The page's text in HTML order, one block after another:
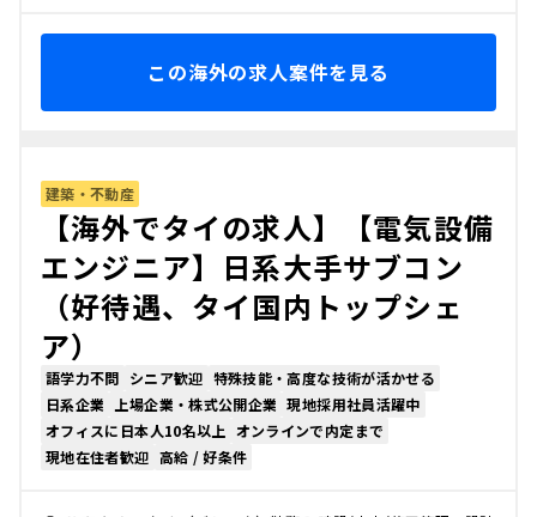
この海外の求人案件を見る
建築・不動産
【海外でタイの求人】【電気設備
エンジニア】日系大手サブコン
（好待遇、タイ国内トップシェ
ア）
語学力不問 シニア歓迎 特殊技能・高度な技術が活かせる
日系企業
上場企業・株式公開企業 現地採用社員活躍中
オフィスに日本人10名以上 オンラインで内定まで
現地在住者歓迎 高給 / 好条件